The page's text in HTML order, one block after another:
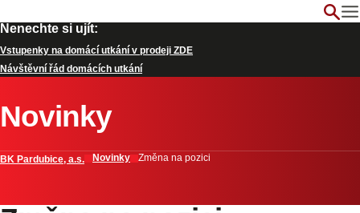
Nenechte si ujít:
Vstupenky na domácí utkání v prodeji ZDE
Návštěvní řád domácích utkání
Novinky
BK Pardubice, a.s. Novinky Změna na pozici